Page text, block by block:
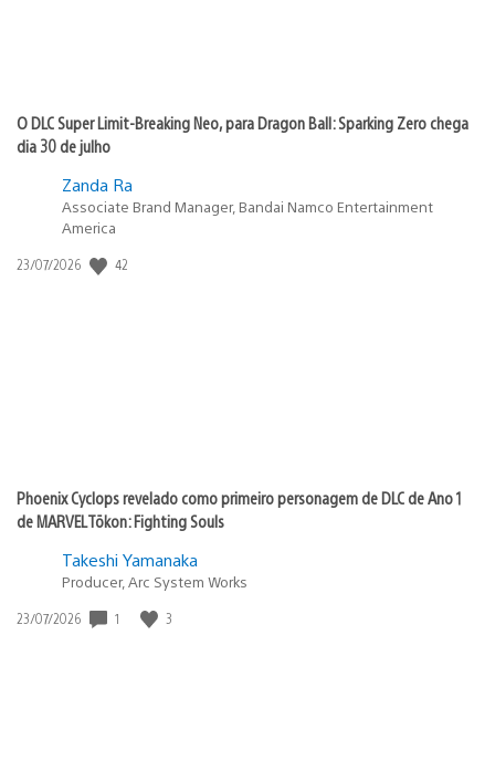
O DLC Super Limit-Breaking Neo, para Dragon Ball: Sparking Zero chega
dia 30 de julho
Zanda Ra
Associate Brand Manager, Bandai Namco Entertainment
America
Data
23/07/2026 42
Phoenix Cyclops revelado como primeiro personagem de DLC de Ano 1
de MARVEL Tōkon: Fighting Souls
Takeshi Yamanaka
Producer, Arc System Works
Data
23/07/2026 1 3